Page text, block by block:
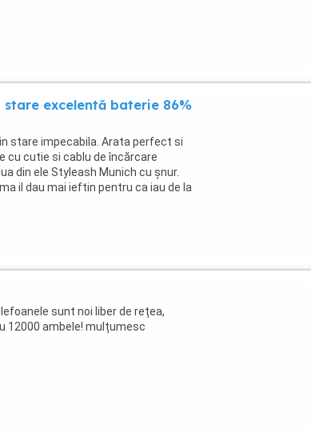
stare excelentă baterie 86%
stare impecabila. Arata perfect si
cu cutie si cablu de încărcare
din ele Styleash Munich cu șnur.
il dau mai ieftin pentru ca iau de la
sunt noi liber de rețea,
12000 ambele! mulțumesc